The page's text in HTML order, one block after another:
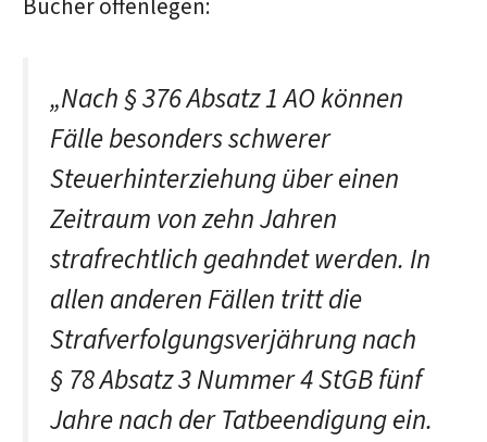
Bücher offenlegen:
„Nach § 376 Absatz 1 AO können
Fälle besonders schwerer
Steuerhinterziehung über einen
Zeitraum von zehn Jahren
strafrechtlich geahndet werden. In
allen anderen Fällen tritt die
Strafverfolgungsverjährung nach
§ 78 Absatz 3 Nummer 4 StGB fünf
Jahre nach der Tatbeendigung ein.